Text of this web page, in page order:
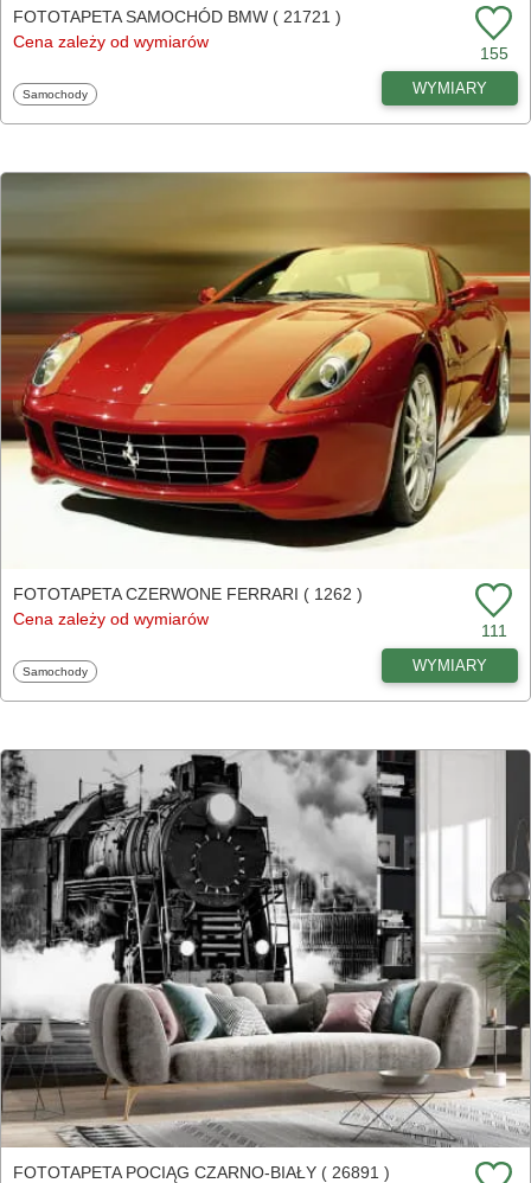
FOTOTAPETA SAMOCHÓD BMW ( 21721 )
Cena zależy od wymiarów
155
Fototapety
Samochody WYMIARY
FOTOTAPETA CZERWONE FERRARI ( 1262 )
Cena zależy od wymiarów
111
Fototapety
Samochody WYMIARY
FOTOTAPETA POCIĄG CZARNO-BIAŁY ( 26891 )